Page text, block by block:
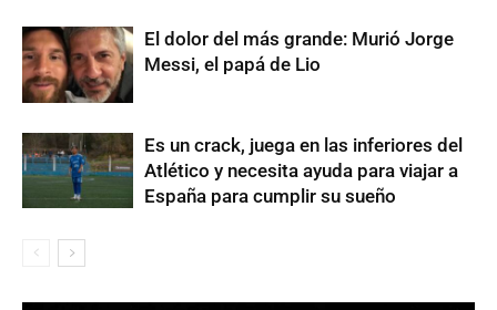
El dolor del más grande: Murió Jorge
Messi, el papá de Lio
Es un crack, juega en las inferiores del
Atlético y necesita ayuda para viajar a
España para cumplir su sueño